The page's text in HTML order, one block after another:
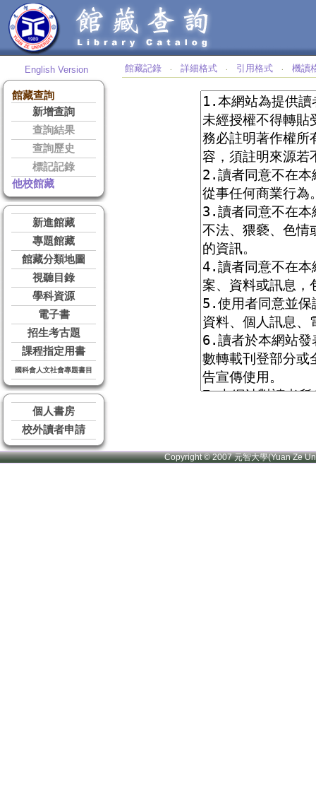
English Version
館藏查詢
新增查詢
查詢結果
查詢歷史
標記記錄
他校館藏
新進館藏
專題館藏
館藏分類地圖
視聽目錄
學科資源
電子書
招生考古題
課程指定用書
國科會人文社會專題書目
個人書房
校外讀者申請
館藏記錄 ‧ 詳細格式 ‧ 引用格式 ‧ 機讀
Copyright © 2007 元智大學(Yuan Ze